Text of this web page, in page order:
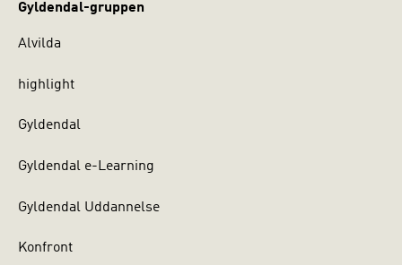
Gyldendal-gruppen
Alvilda
highlight
Gyldendal
Gyldendal e-Learning
Gyldendal Uddannelse
Konfront